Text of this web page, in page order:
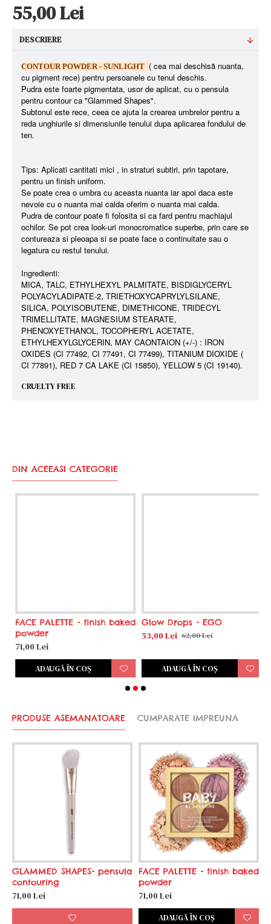
55,00 Lei
DESCRIERE
CONTOUR POWDER - SUNLIGHT ( cea mai deschisă nuanta,
cu pigment rece) pentru persoanele cu tenul deschis.
Pudra este foarte pigmentata, usor de aplicat, cu o pensula
pentru contour ca "Glammed Shapes".
Subtonul este rece, ceea ce ajuta la crearea umbrelor pentru a
reda unghiurile si dimensiunile tenului dupa aplicarea fondului de
ten.
Tips: Aplicati cantitati mici , in straturi subtiri, prin tapotare,
pentru un finish uniform.
Se poate crea o umbra cu aceasta nuanta iar apoi daca este
nevoie cu o nuanta mai calda oferim o nuanta mai calda.
Pudra de contour poate fi folosita si ca fard pentru machiajul
ochilor. Se pot crea look-uri monocromatice superbe, prin care se
contureaza si pleoapa si se poate face o continuitate sau o
legatura cu restul tenului.
Ingredienti:
MICA, TALC, ETHYLHEXYL PALMITATE, BISDIGLYCERYL
POLYACYLADIPATE-2, TRIETHOXYCAPRYLYLSILANE,
SILICA, POLYISOBUTENE, DIMETHICONE, TRIDECYL
TRIMELLITATE, MAGNESIUM STEARATE,
PHENOXYETHANOL, TOCOPHERYL ACETATE,
ETHYLHEXYLGLYCERIN, MAY CAONTAION (+/-) : IRON
OXIDES (CI 77492, CI 77491, CI 77499), TITANIUM DIOXIDE (
CI 77891), RED 7 CA LAKE (CI 15850), YELLOW 5 (CI 19140).
CRUELTY FREE
DIN ACEEASI CATEGORIE
FACE PALETTE - finish baked
powder
71,00 Lei
ADAUGĂ ÎN COŞ
Glow Drops - EGO
53,00 Lei 62,00 Lei
ADAUGĂ ÎN COŞ
PRODUSE ASEMANATOARE CUMPARATE IMPREUNA
GLAMMED SHAPES- pensula
contouring
71,00 Lei
FACE PALETTE - finish baked
powder
71,00 Lei
ADAUGĂ ÎN COŞ